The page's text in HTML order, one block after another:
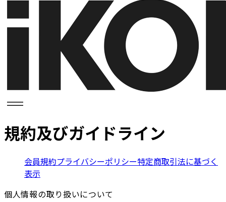
規約及びガイドライン
会員規約プライバシーポリシー特定商取引法に基づく
表示
個人情報の取り扱いについて